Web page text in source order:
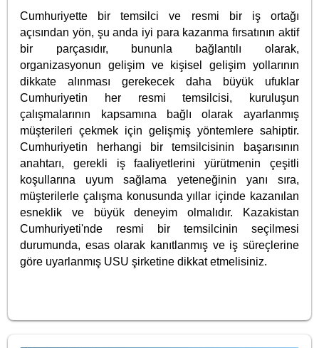
Cumhuriyette bir temsilci ve resmi bir iş ortağı
açısından yön, şu anda iyi para kazanma fırsatının aktif
bir parçasıdır, bununla bağlantılı olarak,
organizasyonun gelişim ve kişisel gelişim yollarının
dikkate alınması gerekecek daha büyük ufuklar
Cumhuriyetin her resmi temsilcisi, kuruluşun
çalışmalarının kapsamına bağlı olarak ayarlanmış
müşterileri çekmek için gelişmiş yöntemlere sahiptir.
Cumhuriyetin herhangi bir temsilcisinin başarısının
anahtarı, gerekli iş faaliyetlerini yürütmenin çeşitli
koşullarına uyum sağlama yeteneğinin yanı sıra,
müşterilerle çalışma konusunda yıllar içinde kazanılan
esneklik ve büyük deneyim olmalıdır. Kazakistan
Cumhuriyeti'nde resmi bir temsilcinin seçilmesi
durumunda, esas olarak kanıtlanmış ve iş süreçlerine
göre uyarlanmış USU şirketine dikkat etmelisiniz.